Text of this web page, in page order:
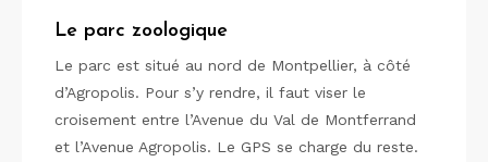
Le parc zoologique
Le parc est situé au nord de Montpellier, à côté
d’Agropolis. Pour s’y rendre, il faut viser le
croisement entre l’Avenue du Val de Montferrand
et l’Avenue Agropolis. Le GPS se charge du reste.